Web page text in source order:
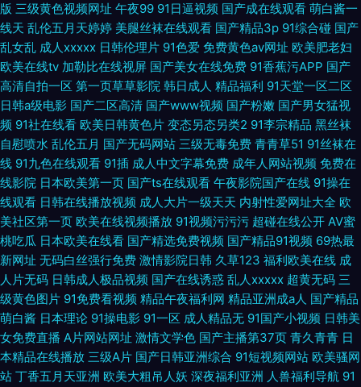
版 三级黄色视频网址 午夜99 91日逼视频 国产成在线观看 萌白酱一
线天 乱伦五月天婷婷 美腿丝袜在线观看 国产精品3p 91综合碰 国产
乱女乱 成人xxxxx 日韩伦理片 91色爱 免费黄色av网址 欧美肥老妇
欧美在线tv 加勒比在线视屏 国产美女在线免费 91香蕉污APP 国产
高清自拍一区 第一页草草影院 韩日成人 精品福利 91天堂一区二区
日韩a级电影 国产二区高清 国产www视频 国产粉嫩 国产男女猛视
频 91社在线看 欧美日韩黄色片 变态另态另类2 91李宗精品 黑丝袜
自慰喷水 乱伦五月 国产无码网站 三级无毒免费 青青草51 91丝袜在
线 91九色在线观看 91插 成人中文字幕免费 成年人网站视频 免费在
线影院 日本欧美第一页 国产ts在线观看 午夜影院国产在线 91操在
线观看 日韩在线播放视频 成人大片一级天天 内射性爱网址大全 欧
美社区第一页 欧美在线视频播放 91视频污污污 超碰在线公开 AV蜜
桃吃瓜 日本欧美在线看 国产精选免费视频 国产精品91视频 69热最
新网址 无码白丝强行免费 激情影院日韩 久草123 福利欧美在线 成
人片无码 日韩成人极品视频 国产在线诱惑 乱人xxxxx 超黄无码 三
级黄色图片 91免费看视频 精品午夜福利网 精品亚洲成a人 国产精品
萌白酱 日本理论 91操电影 91一区 成人精品无 91国产小视频 日韩美
女免费直播 A片网站网址 激情文学色 国产主播第37页 青久青青 日
本精品在线播放 三级A片 国产日韩亚洲综合 91短视频网站 欧美骚网
站 丁香五月天亚洲 欧美大粗吊人妖 深夜福利亚洲 人兽福利导航 91